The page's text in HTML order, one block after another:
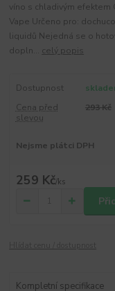
víno s chladivým efektem
Vape Určeno pro:
liquidů Nejedná se o
dopln... celý popis
Dostupnost
Cena před
slevou
293 Kč
Nejsme plátci DPH
259 Kč/ks
Kompletní specifikace